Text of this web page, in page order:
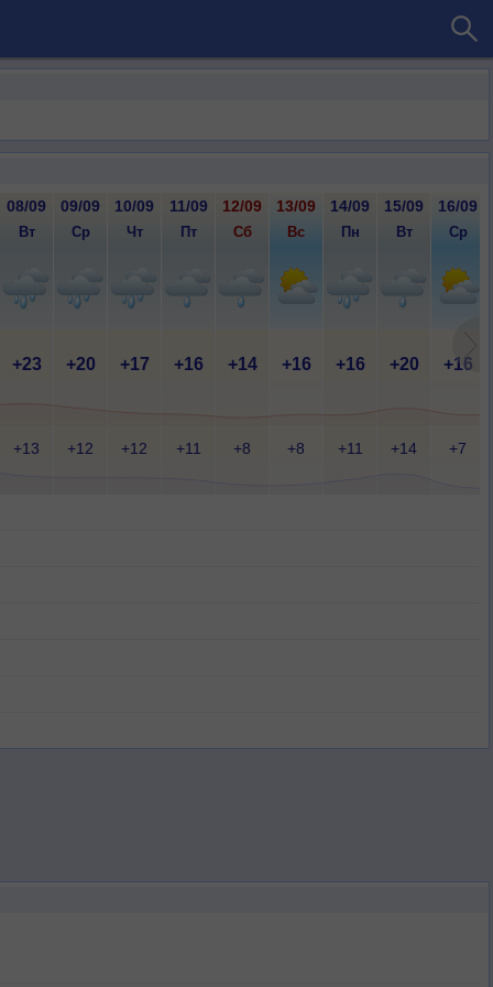
08/09 09/09 10/09 11/09 12/09 13/09 14/09 15/09 16/09
Вт Ср Чт Пт Сб Вс Пн Вт Ср
+23 +20 +17 +16 +14 +16 +16 +20 +16
+13 +12 +12 +11 +8 +8 +11 +14 +7